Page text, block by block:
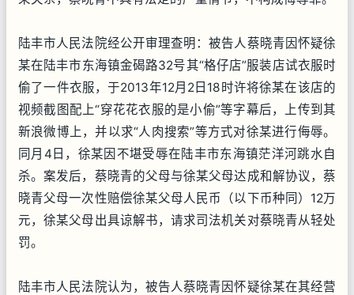
陆丰市人民法院经公开审理查明：被告人蔡晓青因怀疑徐
某在陆丰市东海镇金碣路32号其“格仔店”服装店试衣服时
偷了一件衣服，于2013年12月2日18时许将徐某在该店的
视频截图配上“穿花花衣服的是小偷”等字幕后，上传到其
新浪微博上，并以求“人肉搜索”等方式对徐某进行侮辱。
同月4日，徐某因不堪受辱在陆丰市东海镇茫洋河跳水自
杀。案发后，蔡晓青的父母与徐某父母达成和解协议，蔡
晓青父母一次性赔偿徐某父母人民币（以下币种同）12万
元，徐某父母出具谅解书，请求司法机关对蔡晓青从轻处
罚。
陆丰市人民法院认为，被告人蔡晓青因怀疑徐某在其经营